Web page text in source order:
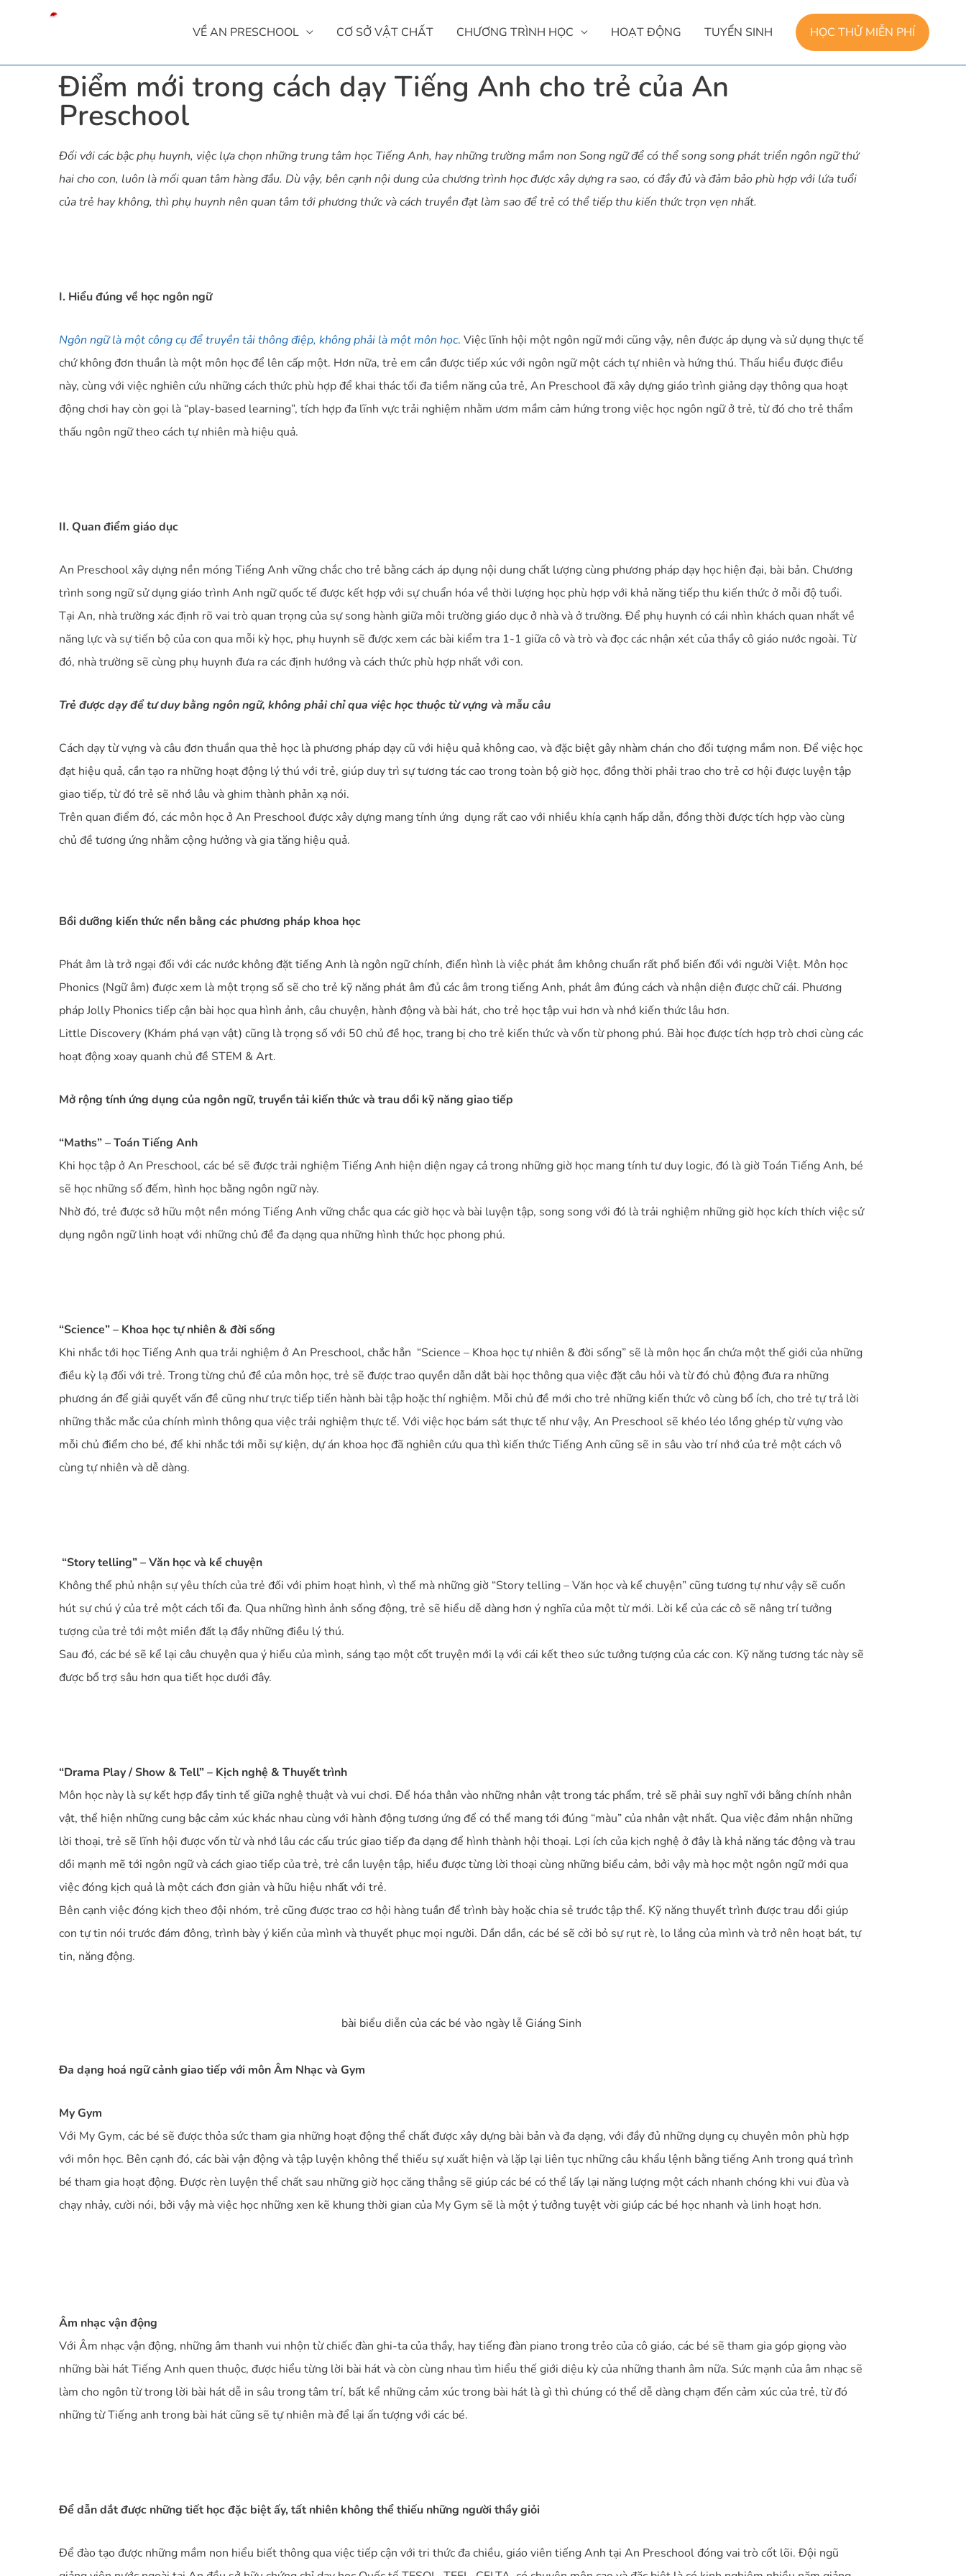
VỀ AN PRESCHOOL CƠ SỞ VẬT CHẤT CHƯƠNG TRÌNH HỌC HOẠT ĐỘNG TUYỂN SINH HỌC THỬ MIỄN PHÍ
Điểm mới trong cách dạy Tiếng Anh cho trẻ của An
Preschool
Đối với các bậc phụ huynh, việc lựa chọn những trung tâm học Tiếng Anh, hay những trường mầm non Song ngữ để có thể song song phát triển ngôn ngữ thứ
hai cho con, luôn là mối quan tâm hàng đầu. Dù vậy, bên cạnh nội dung của chương trình học được xây dựng ra sao, có đầy đủ và đảm bảo phù hợp với lứa tuổi
của trẻ hay không, thì phụ huynh nên quan tâm tới phương thức và cách truyền đạt làm sao để trẻ có thể tiếp thu kiến thức trọn vẹn nhất.
I. Hiểu đúng về học ngôn ngữ
Ngôn ngữ là một công cụ để truyền tải thông điệp, không phải là một môn học. Việc lĩnh hội một ngôn ngữ mới cũng vậy, nên được áp dụng và sử dụng thực tế
chứ không đơn thuần là một môn học để lên cấp một. Hơn nữa, trẻ em cần được tiếp xúc với ngôn ngữ một cách tự nhiên và hứng thú. Thấu hiểu được điều
này, cùng với việc nghiên cứu những cách thức phù hợp để khai thác tối đa tiềm năng của trẻ, An Preschool đã xây dựng giáo trình giảng dạy thông qua hoạt
động chơi hay còn gọi là “play-based learning”, tích hợp đa lĩnh vực trải nghiệm nhằm ươm mầm cảm hứng trong việc học ngôn ngữ ở trẻ, từ đó cho trẻ thẩm
thấu ngôn ngữ theo cách tự nhiên mà hiệu quả.
II. Quan điểm giáo dục
An Preschool xây dựng nền móng Tiếng Anh vững chắc cho trẻ bằng cách áp dụng nội dung chất lượng cùng phương pháp dạy học hiện đại, bài bản. Chương
trình song ngữ sử dụng giáo trình Anh ngữ quốc tế được kết hợp với sự chuẩn hóa về thời lượng học phù hợp với khả năng tiếp thu kiến thức ở mỗi độ tuổi.
Tại An, nhà trường xác định rõ vai trò quan trọng của sự song hành giữa môi trường giáo dục ở nhà và ở trường. Để phụ huynh có cái nhìn khách quan nhất về
năng lực và sự tiến bộ của con qua mỗi kỳ học, phụ huynh sẽ được xem các bài kiểm tra 1-1 giữa cô và trò và đọc các nhận xét của thầy cô giáo nước ngoài. Từ
đó, nhà trường sẽ cùng phụ huynh đưa ra các định hướng và cách thức phù hợp nhất với con.
Trẻ được dạy để tư duy bằng ngôn ngữ, không phải chỉ qua việc học thuộc từ vựng và mẫu câu
Cách dạy từ vựng và câu đơn thuần qua thẻ học là phương pháp dạy cũ với hiệu quả không cao, và đặc biệt gây nhàm chán cho đối tượng mầm non. Để việc học
đạt hiệu quả, cần tạo ra những hoạt động lý thú với trẻ, giúp duy trì sự tương tác cao trong toàn bộ giờ học, đồng thời phải trao cho trẻ cơ hội được luyện tập
giao tiếp, từ đó trẻ sẽ nhớ lâu và ghim thành phản xạ nói.
Trên quan điểm đó, các môn học ở An Preschool được xây dựng mang tính ứng dụng rất cao với nhiều khía cạnh hấp dẫn, đồng thời được tích hợp vào cùng
chủ đề tương ứng nhằm cộng hưởng và gia tăng hiệu quả.
Bồi dưỡng kiến thức nền bằng các phương pháp khoa học
Phát âm là trở ngại đối với các nước không đặt tiếng Anh là ngôn ngữ chính, điển hình là việc phát âm không chuẩn rất phổ biến đối với người Việt. Môn học
Phonics (Ngữ âm) được xem là một trọng số sẽ cho trẻ kỹ năng phát âm đủ các âm trong tiếng Anh, phát âm đúng cách và nhận diện được chữ cái. Phương
pháp Jolly Phonics tiếp cận bài học qua hình ảnh, câu chuyện, hành động và bài hát, cho trẻ học tập vui hơn và nhớ kiến thức lâu hơn.
Little Discovery (Khám phá vạn vật) cũng là trọng số với 50 chủ đề học, trang bị cho trẻ kiến thức và vốn từ phong phú. Bài học được tích hợp trò chơi cùng các
hoạt động xoay quanh chủ đề STEM & Art.
Mở rộng tính ứng dụng của ngôn ngữ, truyền tải kiến thức và trau dồi kỹ năng giao tiếp
“Maths” – Toán Tiếng Anh
Khi học tập ở An Preschool, các bé sẽ được trải nghiệm Tiếng Anh hiện diện ngay cả trong những giờ học mang tính tư duy logic, đó là giờ Toán Tiếng Anh, bé
sẽ học những số đếm, hình học bằng ngôn ngữ này.
Nhờ đó, trẻ được sở hữu một nền móng Tiếng Anh vững chắc qua các giờ học và bài luyện tập, song song với đó là trải nghiệm những giờ học kích thích việc sử
dụng ngôn ngữ linh hoạt với những chủ đề đa dạng qua những hình thức học phong phú.
“Science” – Khoa học tự nhiên & đời sống
Khi nhắc tới học Tiếng Anh qua trải nghiệm ở An Preschool, chắc hẳn “Science – Khoa học tự nhiên & đời sống” sẽ là môn học ẩn chứa một thế giới của những
điều kỳ lạ đối với trẻ. Trong từng chủ đề của môn học, trẻ sẽ được trao quyền dẫn dắt bài học thông qua việc đặt câu hỏi và từ đó chủ động đưa ra những
phương án để giải quyết vấn đề cũng như trực tiếp tiến hành bài tập hoặc thí nghiệm. Mỗi chủ đề mới cho trẻ những kiến thức vô cùng bổ ích, cho trẻ tự trả lời
những thắc mắc của chính mình thông qua việc trải nghiệm thực tế. Với việc học bám sát thực tế như vậy, An Preschool sẽ khéo léo lồng ghép từ vựng vào
mỗi chủ điểm cho bé, để khi nhắc tới mỗi sự kiện, dự án khoa học đã nghiên cứu qua thì kiến thức Tiếng Anh cũng sẽ in sâu vào trí nhớ của trẻ một cách vô
cùng tự nhiên và dễ dàng.
“Story telling” – Văn học và kể chuyện
Không thể phủ nhận sự yêu thích của trẻ đối với phim hoạt hình, vì thế mà những giờ “Story telling – Văn học và kể chuyện” cũng tương tự như vậy sẽ cuốn
hút sự chú ý của trẻ một cách tối đa. Qua những hình ảnh sống động, trẻ sẽ hiểu dễ dàng hơn ý nghĩa của một từ mới. Lời kể của các cô sẽ nâng trí tưởng
tượng của trẻ tới một miền đất lạ đầy những điều lý thú.
Sau đó, các bé sẽ kể lại câu chuyện qua ý hiểu của mình, sáng tạo một cốt truyện mới lạ với cái kết theo sức tưởng tượng của các con. Kỹ năng tương tác này sẽ
được bổ trợ sâu hơn qua tiết học dưới đây.
“Drama Play / Show & Tell” – Kịch nghệ & Thuyết trình
Môn học này là sự kết hợp đầy tinh tế giữa nghệ thuật và vui chơi. Để hóa thân vào những nhân vật trong tác phẩm, trẻ sẽ phải suy nghĩ với bằng chính nhân
vật, thể hiện những cung bậc cảm xúc khác nhau cùng với hành động tương ứng để có thể mang tới đúng “màu” của nhân vật nhất. Qua việc đảm nhận những
lời thoại, trẻ sẽ lĩnh hội được vốn từ và nhớ lâu các cấu trúc giao tiếp đa dạng để hình thành hội thoại. Lợi ích của kịch nghệ ở đây là khả năng tác động và trau
dồi mạnh mẽ tới ngôn ngữ và cách giao tiếp của trẻ, trẻ cần luyện tập, hiểu được từng lời thoại cùng những biểu cảm, bởi vậy mà học một ngôn ngữ mới qua
việc đóng kịch quả là một cách đơn giản và hữu hiệu nhất với trẻ.
Bên cạnh việc đóng kịch theo đội nhóm, trẻ cũng được trao cơ hội hàng tuần để trình bày hoặc chia sẻ trước tập thể. Kỹ năng thuyết trình được trau dồi giúp
con tự tin nói trước đám đông, trình bày ý kiến của mình và thuyết phục mọi người. Dần dần, các bé sẽ cởi bỏ sự rụt rè, lo lắng của mình và trở nên hoạt bát, tự
tin, năng động.
bài biểu diễn của các bé vào ngày lễ Giáng Sinh
Đa dạng hoá ngữ cảnh giao tiếp với môn Âm Nhạc và Gym
My Gym
Với My Gym, các bé sẽ được thỏa sức tham gia những hoạt động thể chất được xây dựng bài bản và đa dạng, với đầy đủ những dụng cụ chuyên môn phù hợp
với môn học. Bên cạnh đó, các bài vận động và tập luyện không thể thiếu sự xuất hiện và lặp lại liên tục những câu khẩu lệnh bằng tiếng Anh trong quá trình
bé tham gia hoạt động. Được rèn luyện thể chất sau những giờ học căng thẳng sẽ giúp các bé có thể lấy lại năng lượng một cách nhanh chóng khi vui đùa và
chạy nhảy, cười nói, bởi vậy mà việc học những xen kẽ khung thời gian của My Gym sẽ là một ý tưởng tuyệt vời giúp các bé học nhanh và linh hoạt hơn.
Âm nhạc vận động
Với Âm nhạc vận động, những âm thanh vui nhộn từ chiếc đàn ghi-ta của thầy, hay tiếng đàn piano trong trẻo của cô giáo, các bé sẽ tham gia góp giọng vào
những bài hát Tiếng Anh quen thuộc, được hiểu từng lời bài hát và còn cùng nhau tìm hiểu thế giới diệu kỳ của những thanh âm nữa. Sức mạnh của âm nhạc sẽ
làm cho ngôn từ trong lời bài hát dễ in sâu trong tâm trí, bất kể những cảm xúc trong bài hát là gì thì chúng có thể dễ dàng chạm đến cảm xúc của trẻ, từ đó
những từ Tiếng anh trong bài hát cũng sẽ tự nhiên mà để lại ấn tượng với các bé.
Để dẫn dắt được những tiết học đặc biệt ấy, tất nhiên không thể thiếu những người thầy giỏi
Để đào tạo được những mầm non hiểu biết thông qua việc tiếp cận với tri thức đa chiều, giáo viên tiếng Anh tại An Preschool đóng vai trò cốt lõi. Đội ngũ